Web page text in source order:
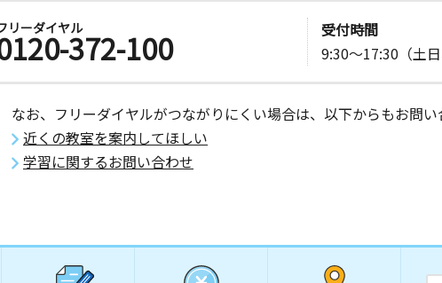
リーダイヤル372-100
受付時間
9:30～17:30（土日
なお、フリーダイヤルがつながりにくい場合は、以下からもお問い
近くの教室を案内してほしい
学習に関するお問い合わせ